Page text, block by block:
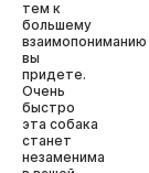
тем к
большему
взаимопониманию
вы
придете.
Очень
быстро
эта собака
станет
незаменима